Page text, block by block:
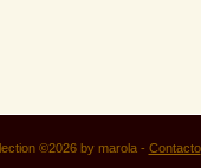
©2026 by marola - Contacto